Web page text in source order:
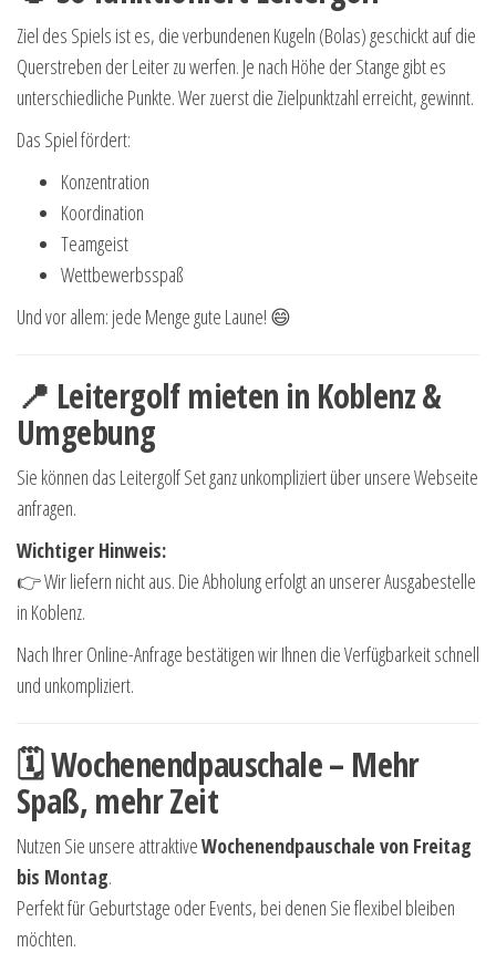
Ziel des Spiels ist es, die verbundenen Kugeln (Bolas) geschickt auf die
Querstreben der Leiter zu werfen. Je nach Höhe der Stange gibt es
unterschiedliche Punkte. Wer zuerst die Zielpunktzahl erreicht, gewinnt.
Das Spiel fördert:
Konzentration
Koordination
Teamgeist
Wettbewerbsspaß
Und vor allem: jede Menge gute Laune! 😄
📍 Leitergolf mieten in Koblenz &
Umgebung
Sie können das Leitergolf Set ganz unkompliziert über unsere Webseite
anfragen.
Wichtiger Hinweis:
👉 Wir liefern nicht aus. Die Abholung erfolgt an unserer Ausgabestelle
in Koblenz.
Nach Ihrer Online-Anfrage bestätigen wir Ihnen die Verfügbarkeit schnell
und unkompliziert.
🗓 Wochenendpauschale – Mehr
Spaß, mehr Zeit
Nutzen Sie unsere attraktiveWochenendpauschale von Freitag
bis Montag.
Perfekt für Geburtstage oder Events, bei denen Sie flexibel bleiben
möchten.